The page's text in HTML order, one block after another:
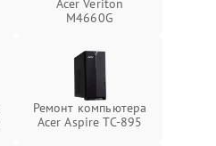
Acer Veriton
M4660G
Ремонт компьютера
Acer Aspire TC-895